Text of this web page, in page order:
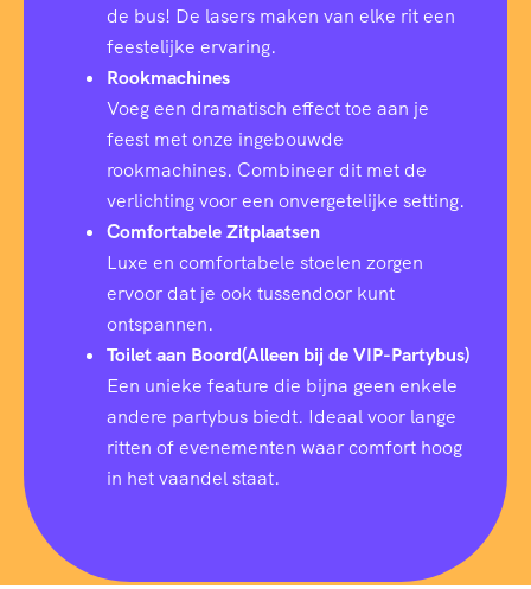
de bus! De lasers maken van elke rit een
feestelijke ervaring.
Rookmachines
Voeg een dramatisch effect toe aan je
feest met onze ingebouwde
rookmachines. Combineer dit met de
verlichting voor een onvergetelijke setting.
Comfortabele Zitplaatsen
Luxe en comfortabele stoelen zorgen
ervoor dat je ook tussendoor kunt
ontspannen.
Toilet aan Boord(Alleen bij de VIP-Partybus)
Een unieke feature die bijna geen enkele
andere partybus biedt. Ideaal voor lange
ritten of evenementen waar comfort hoog
in het vaandel staat.